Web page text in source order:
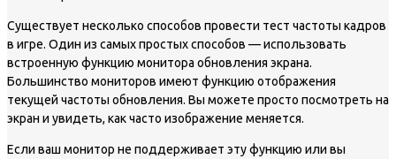
Существует несколько способов провести тест частоты кадров
в игре. Один из самых простых способов — использовать
встроенную функцию монитора обновления экрана.
Большинство мониторов имеют функцию отображения
текущей частоты обновления. Вы можете просто посмотреть на
экран и увидеть, как часто изображение меняется.
Если ваш монитор не поддерживает эту функцию или вы